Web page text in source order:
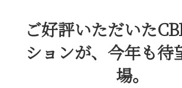
ご好評いただいた
ションが、 今年も待
場。